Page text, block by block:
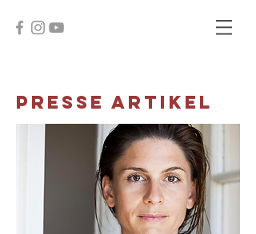
PRESSE ARTIKEL